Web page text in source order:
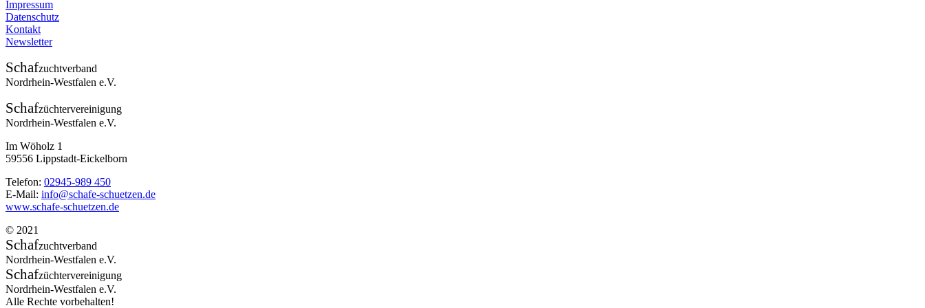
Impressum
Datenschutz
Kontakt
Newsletter
Schafzuchtverband
Nordrhein-Westfalen e.V.
Schafzüchtervereinigung
Nordrhein-Westfalen e.V.
Im Wöholz 1
59556 Lippstadt-Eickelborn
Telefon: 02945-989 450
E-Mail: info@schafe-schuetzen.de
www.schafe-schuetzen.de
© 2021
Schafzuchtverband
Nordrhein-Westfalen e.V.
Schafzüchtervereinigung
Nordrhein-Westfalen e.V.
Alle Rechte vorbehalten!